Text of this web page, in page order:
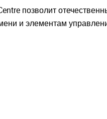
позволит
и элементам